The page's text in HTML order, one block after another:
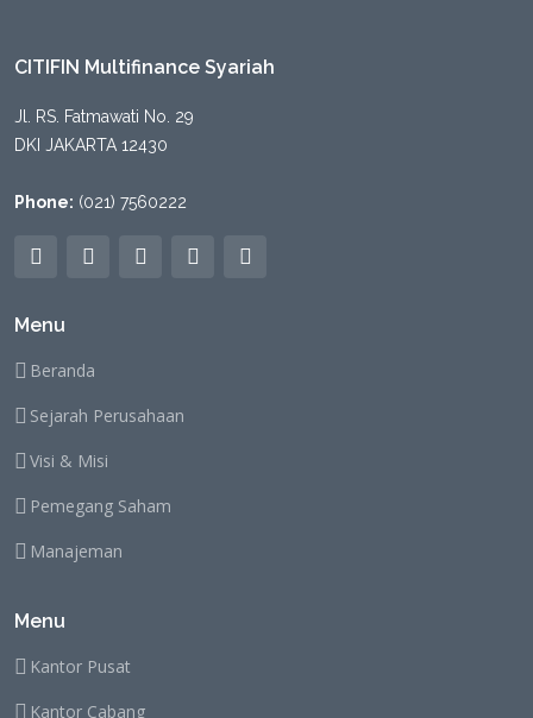
CITIFIN Multifinance Syariah
Jl. RS. Fatmawati No. 29
DKI JAKARTA 12430
Phone: (021) 7560222
Menu
Beranda
Sejarah Perusahaan
Visi & Misi
Pemegang Saham
Manajeman
Menu
Kantor Pusat
Kantor Cabang